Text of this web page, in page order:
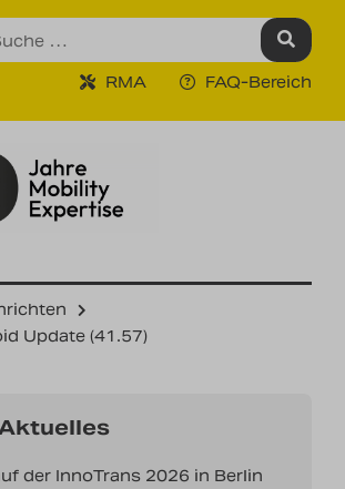
×
Tablet PCs
RMA FAQ-Bereich
Update (41.57)
der InnoTrans 2026 in Berlin